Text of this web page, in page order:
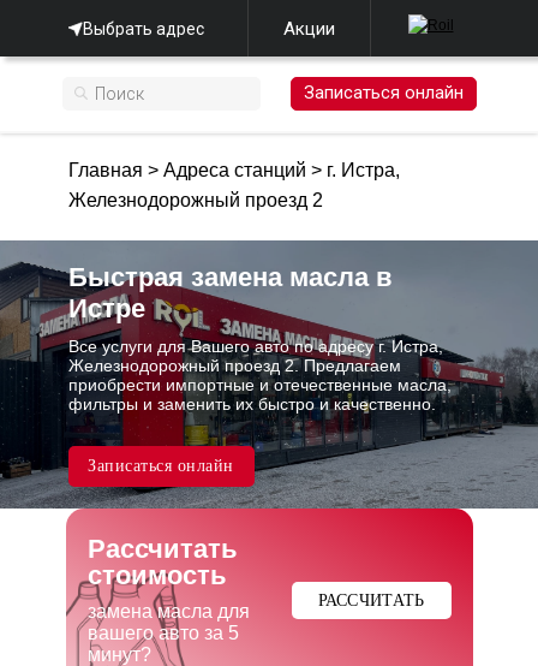
Выбрать адрес Акции
Записаться онлайн
Главная > Адреса станций > г. Истра,
Железнодорожный проезд 2
Быстрая замена масла в
Истре
Все услуги для Вашего авто по адресу г. Истра,
Железнодорожный проезд 2. Предлагаем
приобрести импортные и отечественные масла,
фильтры и заменить их быстро и качественно.
Записаться онлайн
Рассчитать
стоимость
замена масла для
вашего авто за 5
минут?
РАССЧИТАТЬ